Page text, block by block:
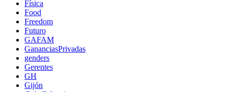
Física
Food
Freedom
Futuro
GAFAM
GananciasPrivadas
genders
Gerentes
GH
Gijón